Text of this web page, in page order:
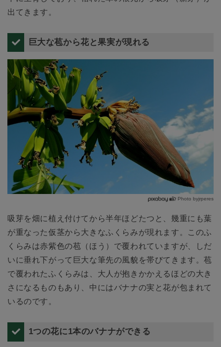
出てきます。
巨大な苞から花と果実が現れる
Photo byjrperes
吸芽を畑に植え付けてから半年ほどたつと、幾重にも葉
が重なった仮茎から大きなふくらみが現れます。このふ
くらみは赤紫色の苞（ほう）で覆われていますが、しだ
いに垂れ下がって巨大な筆先の風貌を帯びてきます。苞
で覆われたふくらみは、大人が抱きかかえるほどの大き
さになるものもあり、中にはバナナの実と花が包まれて
いるのです。
1つの花に1本のバナナができる